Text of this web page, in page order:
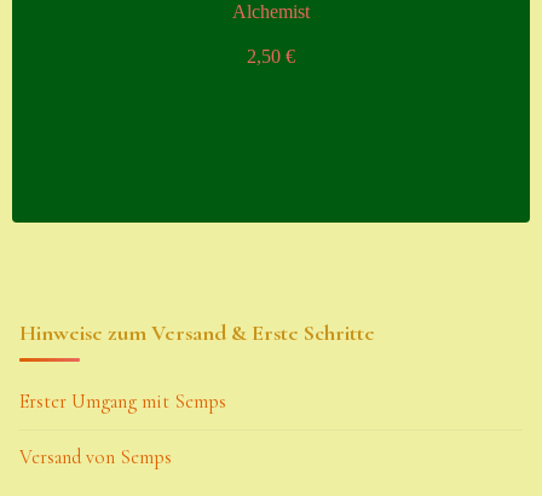
Alchemist
2,50 €
Hinweise zum Versand & Erste Schritte
Erster Umgang mit Semps
Versand von Semps